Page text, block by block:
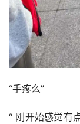
“手疼么”
“ 刚开始感觉有